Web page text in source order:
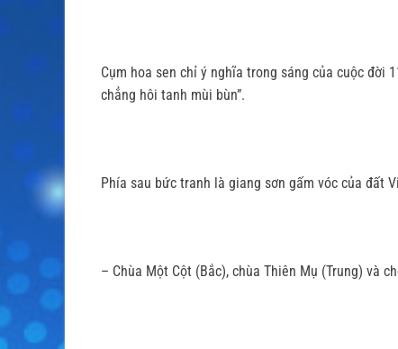
Cụm hoa sen chỉ ý nghĩa trong sáng của cuộc đời
chẳng hôi tanh mùi bùn”.
Phía sau bức tranh là giang sơn gấm vóc của đất
– Chùa Một Cột (Bắc), chùa Thiên Mụ (Trung) và